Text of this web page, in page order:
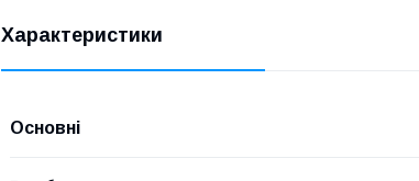
Характеристики
Основні